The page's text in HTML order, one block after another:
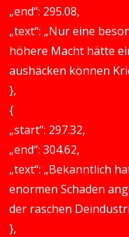
„end“: 295.08,
„text“: „Nur eine
höhere Macht hätte
aushäcken können
},
{
„start“: 297.32,
„end“: 304.62,
„text“: „Bekanntlich
enormen Schaden
der raschen
},